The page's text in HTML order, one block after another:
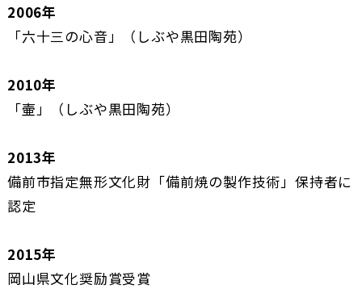
2006年
「六十三の心音」（しぶや黒田陶苑）
2010年
「壷」（しぶや黒田陶苑）
2013年
備前市指定無形文化財「備前焼の製作技術」保持者に
認定
2015年
岡山県文化奨励賞受賞